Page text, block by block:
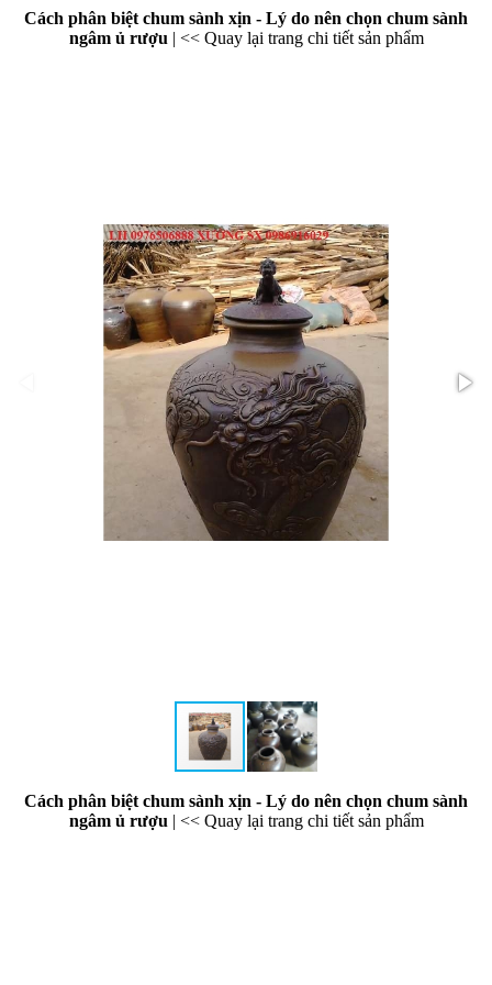
Cách phân biệt chum sành xịn - Lý do nên chọn chum sành
ngâm ủ rượu | << Quay lại trang chi tiết sản phẩm
Cách phân biệt chum sành xịn - Lý do nên chọn chum sành
ngâm ủ rượu | << Quay lại trang chi tiết sản phẩm